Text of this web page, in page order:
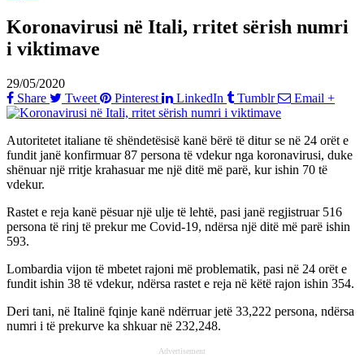
Koronavirusi në Itali, rritet sërish numri
i viktimave
29/05/2020
Share
Tweet Pinterest LinkedIn Tumblr Email +
Autoritetet italiane të shëndetësisë kanë bërë të ditur se në 24 orët e
fundit janë konfirmuar 87 persona të vdekur nga koronavirusi, duke
shënuar një rritje krahasuar me një ditë më parë, kur ishin 70 të
vdekur.
Rastet e reja kanë pësuar një ulje të lehtë, pasi janë regjistruar 516
persona të rinj të prekur me Covid-19, ndërsa një ditë më parë ishin
593.
Lombardia vijon të mbetet rajoni më problematik, pasi në 24 orët e
fundit ishin 38 të vdekur, ndërsa rastet e reja në këtë rajon ishin 354.
Deri tani, në Italinë fqinje kanë ndërruar jetë 33,222 persona, ndërsa
numri i të prekurve ka shkuar në 232,248.
Advertisement